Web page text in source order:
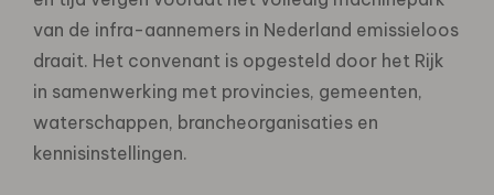
van de infra-aannemers in Nederland emissieloos
draait. Het convenant is opgesteld door het Rijk
in samenwerking met provincies, gemeenten,
waterschappen, brancheorganisaties en
kennisinstellingen.